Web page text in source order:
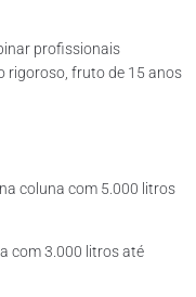
profissionais
rigoroso, fruto de 15 anos
coluna com 5.000 litros
com 3.000 litros até